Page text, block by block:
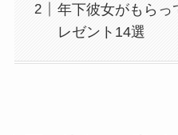
年下彼女がもらっ
レゼント14選